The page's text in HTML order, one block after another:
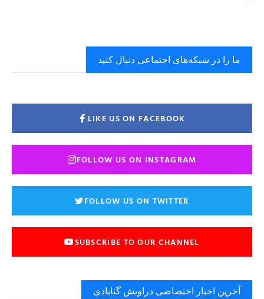
ما را در شبکه‌های اجتماعی دنبال کنید
LIKE US ON FACEBOOK
FOLLOW US ON INSTAGRAM
FOLLOW US ON TWITTER
SUBSCRIBE TO OUR CHANNEL
آخرین اخبار اختصاصی دراویش گنابادی